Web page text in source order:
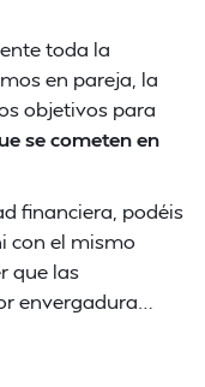
toda la
en pareja, la
objetivos para
se cometen en
financiera, podéis
con el mismo
que las
envergadura…